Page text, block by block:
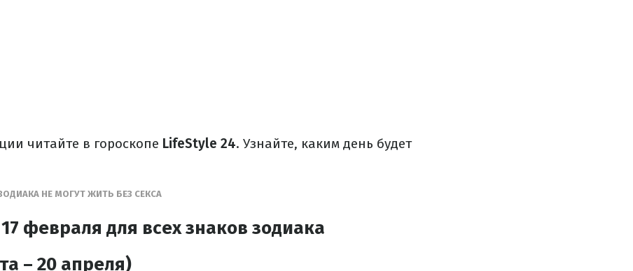
читайте в гороскопе LifeStyle 24. Узнайте, каким день будет
НЕ МОГУТ ЖИТЬ БЕЗ СЕКСА
февраля для всех знаков зодиака
– 20 апреля)